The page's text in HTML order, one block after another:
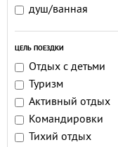
душ/ванная
ЦЕЛЬ ПОЕЗДКИ
Отдых с детьми
Туризм
Активный отдых
Командировки
Тихий отдых